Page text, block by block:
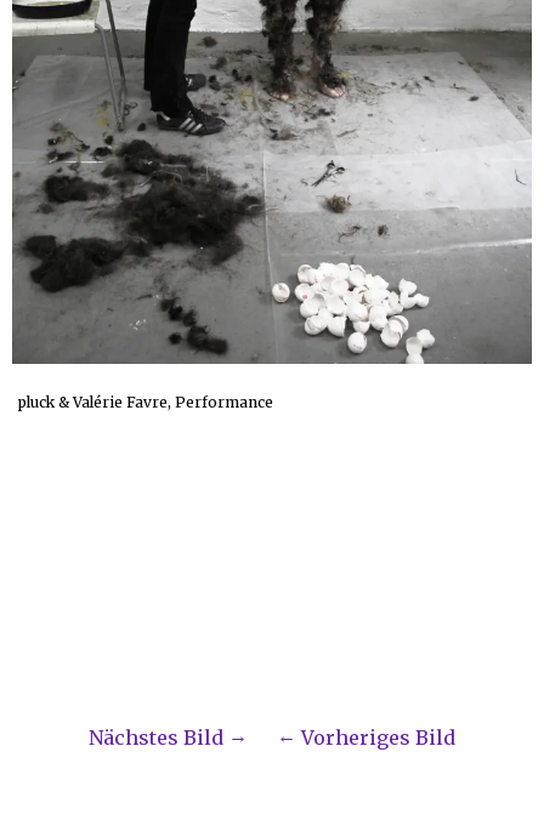
pluck & Valérie Favre, Performance
Nächstes Bild Vorheriges Bild